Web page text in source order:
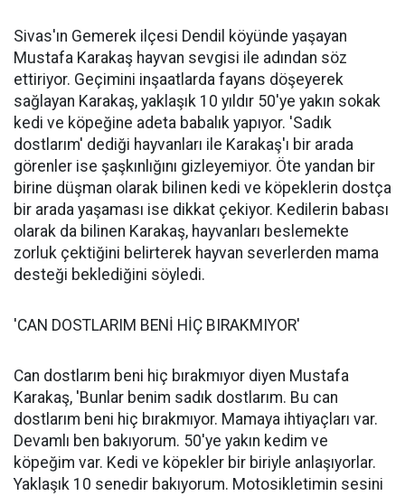
Sivas'ın Gemerek ilçesi Dendil köyünde yaşayan
Mustafa Karakaş hayvan sevgisi ile adından söz
ettiriyor. Geçimini inşaatlarda fayans döşeyerek
sağlayan Karakaş, yaklaşık 10 yıldır 50'ye yakın sokak
kedi ve köpeğine adeta babalık yapıyor. 'Sadık
dostlarım' dediği hayvanları ile Karakaş'ı bir arada
görenler ise şaşkınlığını gizleyemiyor. Öte yandan bir
birine düşman olarak bilinen kedi ve köpeklerin dostça
bir arada yaşaması ise dikkat çekiyor. Kedilerin babası
olarak da bilinen Karakaş, hayvanları beslemekte
zorluk çektiğini belirterek hayvan severlerden mama
desteği beklediğini söyledi.
'CAN DOSTLARIM BENİ HİÇ BIRAKMIYOR'
Can dostlarım beni hiç bırakmıyor diyen Mustafa
Karakaş, 'Bunlar benim sadık dostlarım. Bu can
dostlarım beni hiç bırakmıyor. Mamaya ihtiyaçları var.
Devamlı ben bakıyorum. 50'ye yakın kedim ve
köpeğim var. Kedi ve köpekler bir biriyle anlaşıyorlar.
Yaklaşık 10 senedir bakıyorum. Motosikletimin sesini